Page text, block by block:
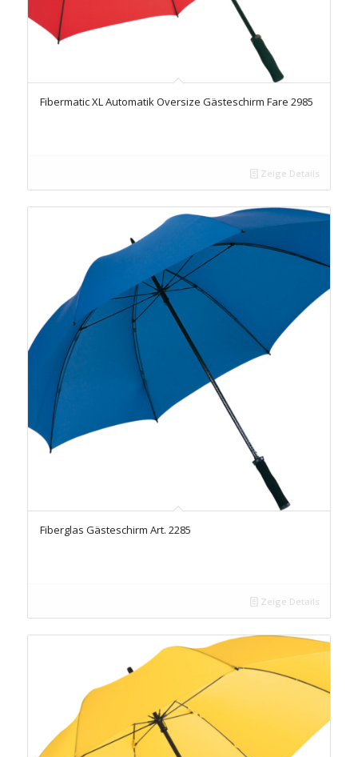
Fibermatic XL Automatik Oversize Gästeschirm Fare 2985
Zeige Details
Fiberglas Gästeschirm Art. 2285
Zeige Details